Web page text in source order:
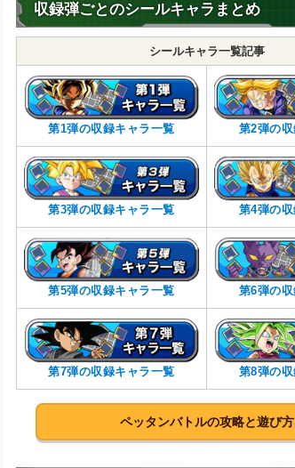
収録弾ごとのシールキャラまとめ
シールキャラ一覧記事
第1弾の収録キャラ一覧 第2弾の
第3弾の収録キャラ一覧 第4弾の
第5弾の収録キャラ一覧 第6弾の
第7弾の収録キャラ一覧 第8弾の
ペッタンバトルの攻略と遊び方